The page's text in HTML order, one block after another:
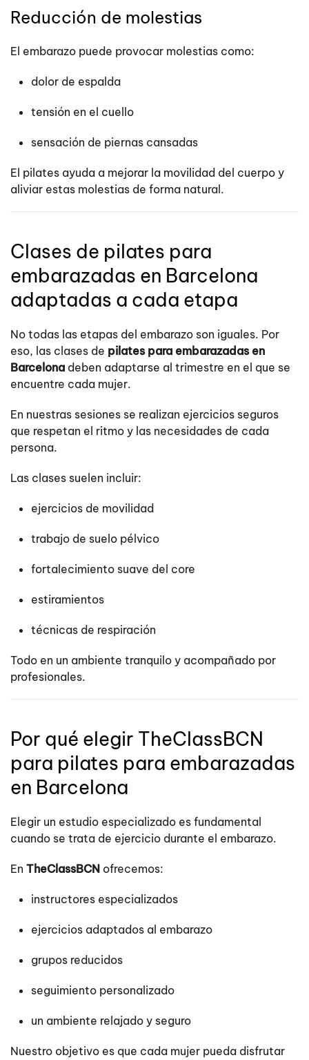
Reducción de molestias
El embarazo puede provocar molestias como:
dolor de espalda
tensión en el cuello
sensación de piernas cansadas
El pilates ayuda a mejorar la movilidad del cuerpo y
aliviar estas molestias de forma natural.
Clases de pilates para
embarazadas en Barcelona
adaptadas a cada etapa
No todas las etapas del embarazo son iguales. Por
eso, las clases de pilates para embarazadas en
Barcelona deben adaptarse al trimestre en el que se
encuentre cada mujer.
En nuestras sesiones se realizan ejercicios seguros
que respetan el ritmo y las necesidades de cada
persona.
Las clases suelen incluir:
ejercicios de movilidad
trabajo de suelo pélvico
fortalecimiento suave del core
estiramientos
técnicas de respiración
Todo en un ambiente tranquilo y acompañado por
profesionales.
Por qué elegir TheClassBCN
para pilates para embarazadas
en Barcelona
Elegir un estudio especializado es fundamental
cuando se trata de ejercicio durante el embarazo.
En TheClassBCN ofrecemos:
instructores especializados
ejercicios adaptados al embarazo
grupos reducidos
seguimiento personalizado
un ambiente relajado y seguro
Nuestro objetivo es que cada mujer pueda disfrutar